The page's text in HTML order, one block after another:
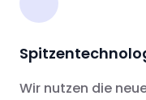
Wir nutzen die